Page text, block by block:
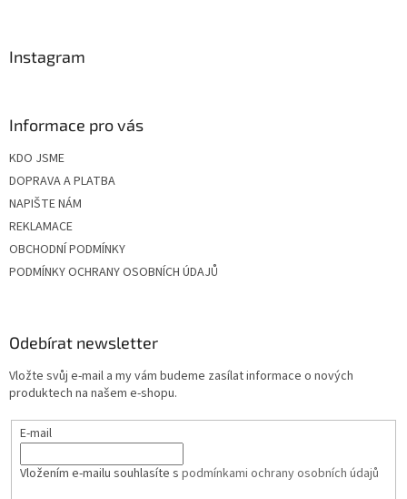
Instagram
Informace pro vás
KDO JSME
DOPRAVA A PLATBA
NAPIŠTE NÁM
REKLAMACE
OBCHODNÍ PODMÍNKY
PODMÍNKY OCHRANY OSOBNÍCH ÚDAJŮ
Odebírat newsletter
Vložte svůj e-mail a my vám budeme zasílat informace o nových
produktech na našem e-shopu.
E-mail
Vložením e-mailu souhlasíte s podmínkami ochrany osobních údajů